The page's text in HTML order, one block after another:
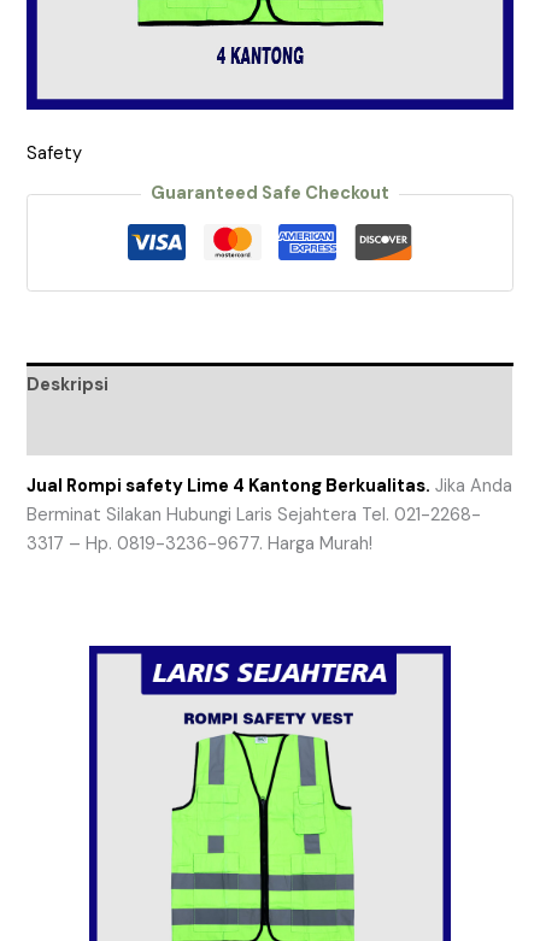
Safety
Guaranteed Safe Checkout
Deskripsi
Jual Rompi safety Lime 4 Kantong Berkualitas. Jika Anda
Berminat Silakan Hubungi Laris Sejahtera Tel. 021-2268-
3317 – Hp. 0819-3236-9677. Harga Murah!